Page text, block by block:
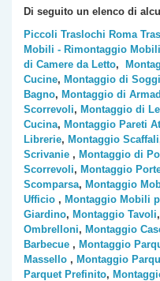
Di seguito un elenco di
Piccoli Traslochi Roma
Mobili - Rimontaggio Mobili
di Camere da Letto,
Cucine, Montaggio di
Bagno, Montaggio di
Scorrevoli, Montaggio di
Cucina, Montaggio Pareti
Librerie, Montaggio Scaffali
Scrivanie , Montaggio di
Scorrevoli, Montaggio
Scomparsa, Montaggio
Ufficio , Montaggio Mobili
Giardino, Montaggio Tavoli,
Ombrelloni, Montaggio
Barbecue , Montaggio
Massello , Montaggio
Parquet Prefinito,